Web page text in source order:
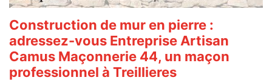
Construction de mur en pierre :
adressez-vous Entreprise Artisan
Camus Maçonnerie 44, un maçon
professionnel à Treillieres